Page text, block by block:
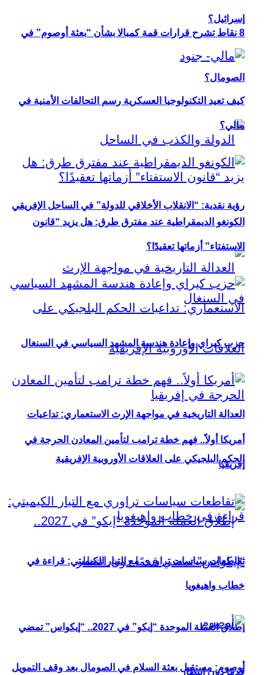
8 نقاط تشرح قرارات قمة كمبالا بشأن “بعثة أوصوم” في
الصومال؟
رؤية نقدية: “الانقلاب الأخلاقي للدولة” في الساحل الإفريقي
العدالة التاريخية في مواجهة الإرث الاستعماري: تداعيات
الحكم البلجيكي على العلاقات الأوروبية الإفريقية
إطلاق العملة الموحدة “إيكو” في 2027.. “إيكواس” تمضي
قدمًا دون انتظار
إسرائيل؟
كيف تعيد التكنولوجيا العسكرية رسم التحالفات الأمنية في
مالي؟
الكونغو الديمقراطية عند مفترق طرق: هل يزيد “قانون
الاستفتاء” أزماتها تعقيدًا؟
حزب كيراي وإعادة هندسة المشهد السياسي في السنغال
أمريكا أولاً.. فهم خطة ترامب لتأمين المعادن الحرجة في
إفريقيا
تقاطعات سياسات تراوري مع التيار الكيميتي: قراءة في
خطاب واهيغويا
أوصوم: مستقبل بعثة السلام في الصومال بعد وقف التمويل